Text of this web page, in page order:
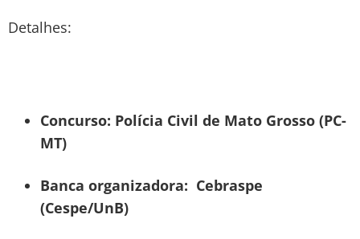
Detalhes:
Concurso: Polícia Civil de Mato Grosso (PC-
MT)
Banca organizadora: Cebraspe
(Cespe/UnB)